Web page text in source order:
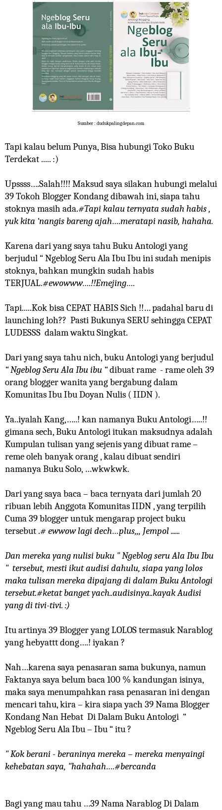
Sumber : dudukpalingdepan.com
Tapi kalau belum Punya, Bisa hubungi Toko Buku
Terdekat ..... :)
Upssss….Salah!!!! Maksud saya silakan hubungi melalui
39 Tokoh Blogger Kondang dibawah ini, siapa tahu
stoknya masih ada.#Tapi kalau ternyata sudah habis ,
yuk kita ‘nangis bareng ajah….meratapi nasib, hahaha.
Karena dari yang saya tahu Buku Antologi yang
berjudul “ Ngeblog Seru Ala Ibu Ibu ini sudah menipis
stoknya, bahkan mungkin sudah habis
TERJUAL.#ewowww….!!Emejing….
Tapi.....Kok bisa CEPAT HABIS Sich !!… padahal baru di
launching loh?? Pasti Bukunya SERU sehingga CEPAT
LUDESSS dalam waktu Singkat.
Dari yang saya tahu nich, buku Antologi yang berjudul
“ Ngeblog Seru Ala Ibu ibu “dibuat rame - rame oleh 39
orang blogger wanita yang bergabung dalam
Komunitas Ibu Ibu Doyan Nulis ( IIDN ).
Ya..iyalah Kang,…..! kan namanya Buku Antologi…..!!
gimana sech, Buku Antologi itukan maksudnya adalah
Kumpulan tulisan yang sejenis yang dibuat rame –
reme oleh banyak orang , kalau dibuat sendiri
namanya Buku Solo, …wkwkwk.
Dari yang saya baca – baca ternyata dari jumlah 20
ribuan lebih Anggota Komunitas IIDN , yang terpilih
Cuma 39 blogger untuk mengarap project buku
tersebut .# ewwow lagi dech…plus,,, Jempol ......
Dan mereka yang nulisi buku " Ngeblog seru Ala Ibu Ibu
" tersebut, mesti ikut audisi dahulu, siapa yang lolos
maka tulisan mereka dipajang di dalam Buku Antologi
tersebut.#ketat banget yach..audisinya..kayak Audisi
yang di tivi-tivi. :)
Itu artinya 39 Blogger yang LOLOS termasuk Narablog
yang hebyattt dong….! iyakan ?
Nah…karena saya penasaran sama bukunya, namun
Faktanya saya belum baca 100 % kandungan isinya,
maka saya menumpahkan rasa penasaran ini dengan
mencari tahu, kira – kira siapa yach 39 Nama Blogger
Kondang Nan Hebat Di Dalam Buku Antologi “
Ngeblog Seru Ala Ibu – Ibu “ itu ?
" Kok berani - beraninya mereka – mereka menyaingi
kehebatan saya, "hahahah….#bercanda
Bagi yang mau tahu …39 Nama Narablog Di Dalam